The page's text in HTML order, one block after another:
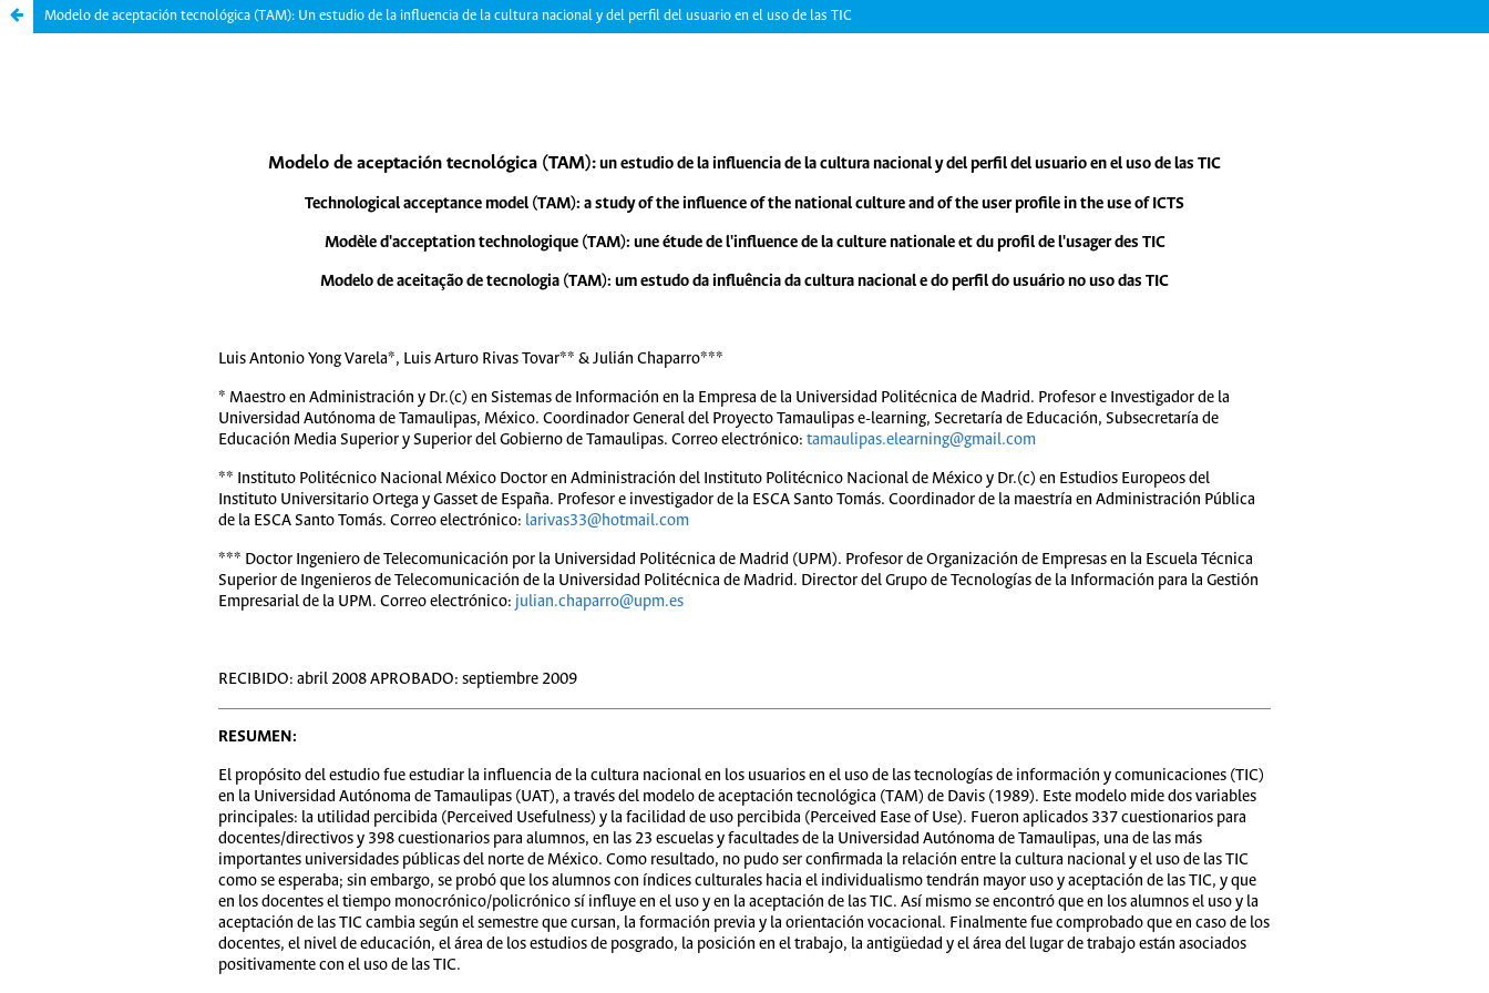
Modelo de aceptación tecnológica (TAM): Un estudio de la influencia de la cultura nacional y del perfil del usuario en el uso de las TIC